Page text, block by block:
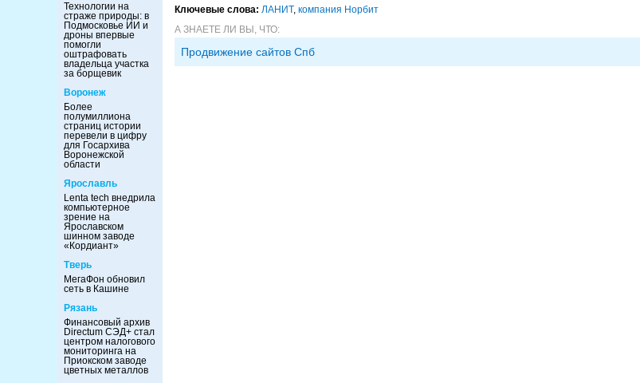
Технологии на
страже природы: в
Подмосковье ИИ и
дроны впервые
помогли
оштрафовать
владельца участка
за борщевик
Воронеж
Более
полумиллиона
страниц истории
перевели в цифру
для Госархива
Воронежской
области
Ярославль
Lenta tech внедрила
компьютерное
зрение на
Ярославском
шинном заводе
«Кордиант»
Тверь
МегаФон обновил
сеть в Кашине
Рязань
Финансовый архив
Directum СЭД+ стал
центром налогового
мониторинга на
Приокском заводе
цветных металлов
Ключевые слова: ЛАНИТ, компания Норбит
А ЗНАЕТЕ ЛИ ВЫ, ЧТО:
Продвижение сайтов Спб